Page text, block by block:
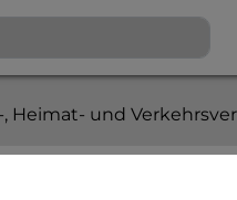
Heimat- und